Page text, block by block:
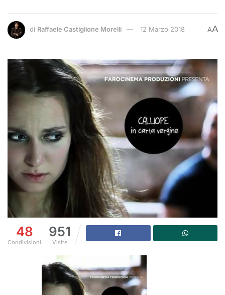
di Raffaele Castiglione Morelli 12 Marzo 2018 AA
48
Condivisioni
951
Visite